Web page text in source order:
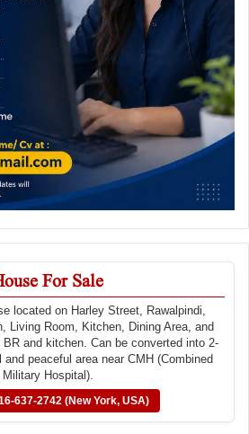
For Sale
located on Harley Street, Rawalpindi,
Living Room, Kitchen, Dining Area, and
and kitchen. Can be converted into 2-
peaceful area near CMH (Combined
Military Hospital).
637-2742 (New York, USA)